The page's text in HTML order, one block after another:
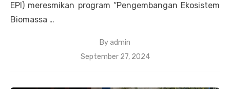
EPI) meresmikan program “Pengembangan Ekosistem
Biomassa …
By admin
Posted
September 27, 2024